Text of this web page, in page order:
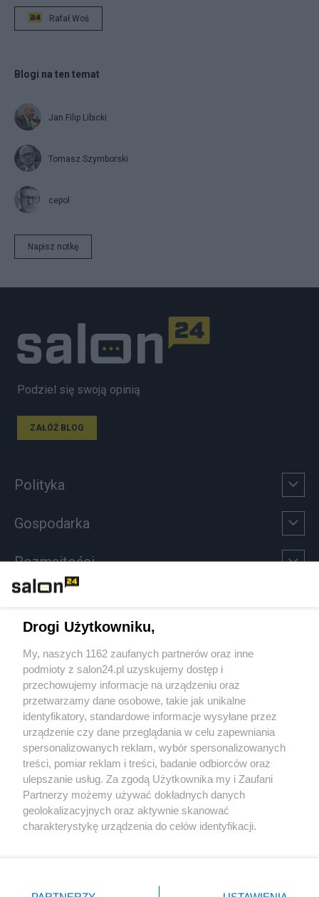
Rafał Woś
Blogi na ten temat
Jan Filip Libicki
Tomasz Szymborski
cepol
Napisz notkę
Podziel się swoją opinią
ZAŁÓŻ BLOG
Polityka
Gospodarka
Rozmaitości
Sport
Społeczeństwo
Kultura
X Facebook Instagram Youtube
Drogi Użytkowniku,
My, naszych 1162 zaufanych partnerów oraz inne
podmioty z salon24.pl uzyskujemy dostęp i
przechowujemy informacje na urządzeniu oraz
przetwarzamy dane osobowe, takie jak unikalne
identyfikatory, standardowe informacje wysyłane przez
urządzenie czy dane przeglądania w celu zapewniania
spersonalizowanych reklam, wybór spersonalizowanych
treści, pomiar reklam i treści, badanie odbiorców oraz
ulepszanie usług. Za zgodą Użytkownika my i Zaufani
Partnerzy możemy używać dokładnych danych
geolokalizacyjnych oraz aktywnie skanować
charakterystykę urządzenia do celów identyfikacji.
zmienić/wycofać klikając przycisk ustawień prywatności